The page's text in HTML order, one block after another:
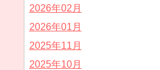
2026年02月
2026年01月
2025年11月
2025年10月